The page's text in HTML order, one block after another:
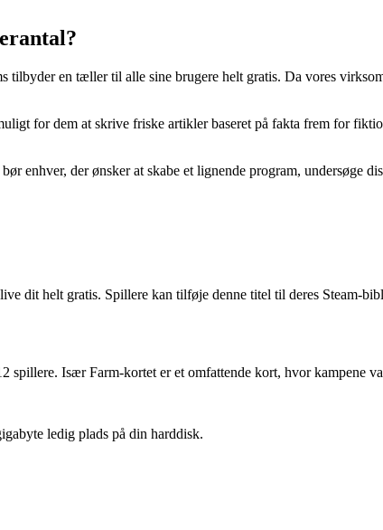
en tæller til alle sine brugere helt gratis. Da vores
for dem at skrive friske artikler baseret på fakta frem for
enhver, der ønsker at skabe et lignende program, undersøge
dit helt gratis. Spillere kan tilføje denne titel til deres Steam-
Især Farm-kortet er et omfattende kort, hvor kampene
ledig plads på din harddisk.